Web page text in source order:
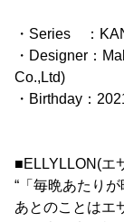
ウレタ
・Series ：
・Designer：
Co.,Ltd)
・Birthday：
■ELLYLLON(
“「毎晩あたり
あとのことはエ